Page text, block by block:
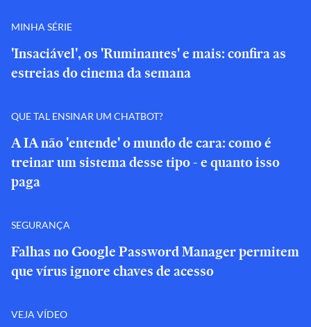
MINHA SÉRIE
'Insaciável', os 'Ruminantes' e mais: confira as
estreias do cinema da semana
QUE TAL ENSINAR UM CHATBOT?
A IA não 'entende' o mundo de cara: como é
treinar um sistema desse tipo - e quanto isso
paga
SEGURANÇA
Falhas no Google Password Manager permitem
que vírus ignore chaves de acesso
VEJA VÍDEO